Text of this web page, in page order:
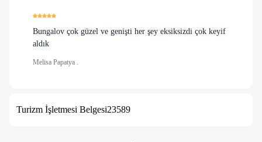
Bungalov çok güzel ve genişti her şey eksiksizdi çok keyif
aldık
Melisa Papatya .
Turizm İşletmesi Belgesi23589